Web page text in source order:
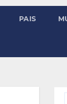
PAIS